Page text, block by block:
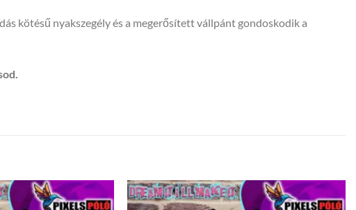
kötésű nyakszegély és a megerősített vállpánt gondoskodik a